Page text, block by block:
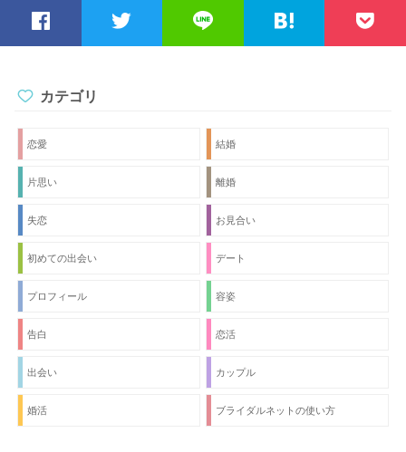
カテゴリ
恋愛 結婚
片思い 離婚
失恋 お見合い
初めての出会い デート
プロフィール 容姿
告白 恋活
出会い カップル
婚活 ブライダルネットの使い方